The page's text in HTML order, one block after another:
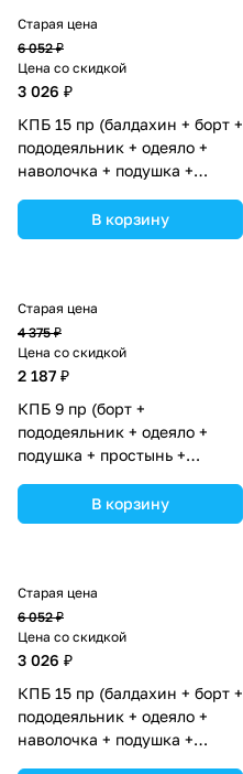
Старая цена
6 052 ₽
Цена со скидкой
3 026 ₽
КПБ 15 пр (балдахин + борт +
пододеяльник + одеяло +
наволочка + подушка +
1_07) цвета в ассортименте.
В корзину
Старая цена
4 375 ₽
Цена со скидкой
2 187 ₽
КПБ 9 пр (борт +
пододеяльник + одеяло +
подушка + простынь +
1бб_04) цвета в
ассортименте.
В корзину
Старая цена
6 052 ₽
Цена со скидкой
3 026 ₽
КПБ 15 пр (балдахин + борт +
пододеяльник + одеяло +
наволочка + подушка +